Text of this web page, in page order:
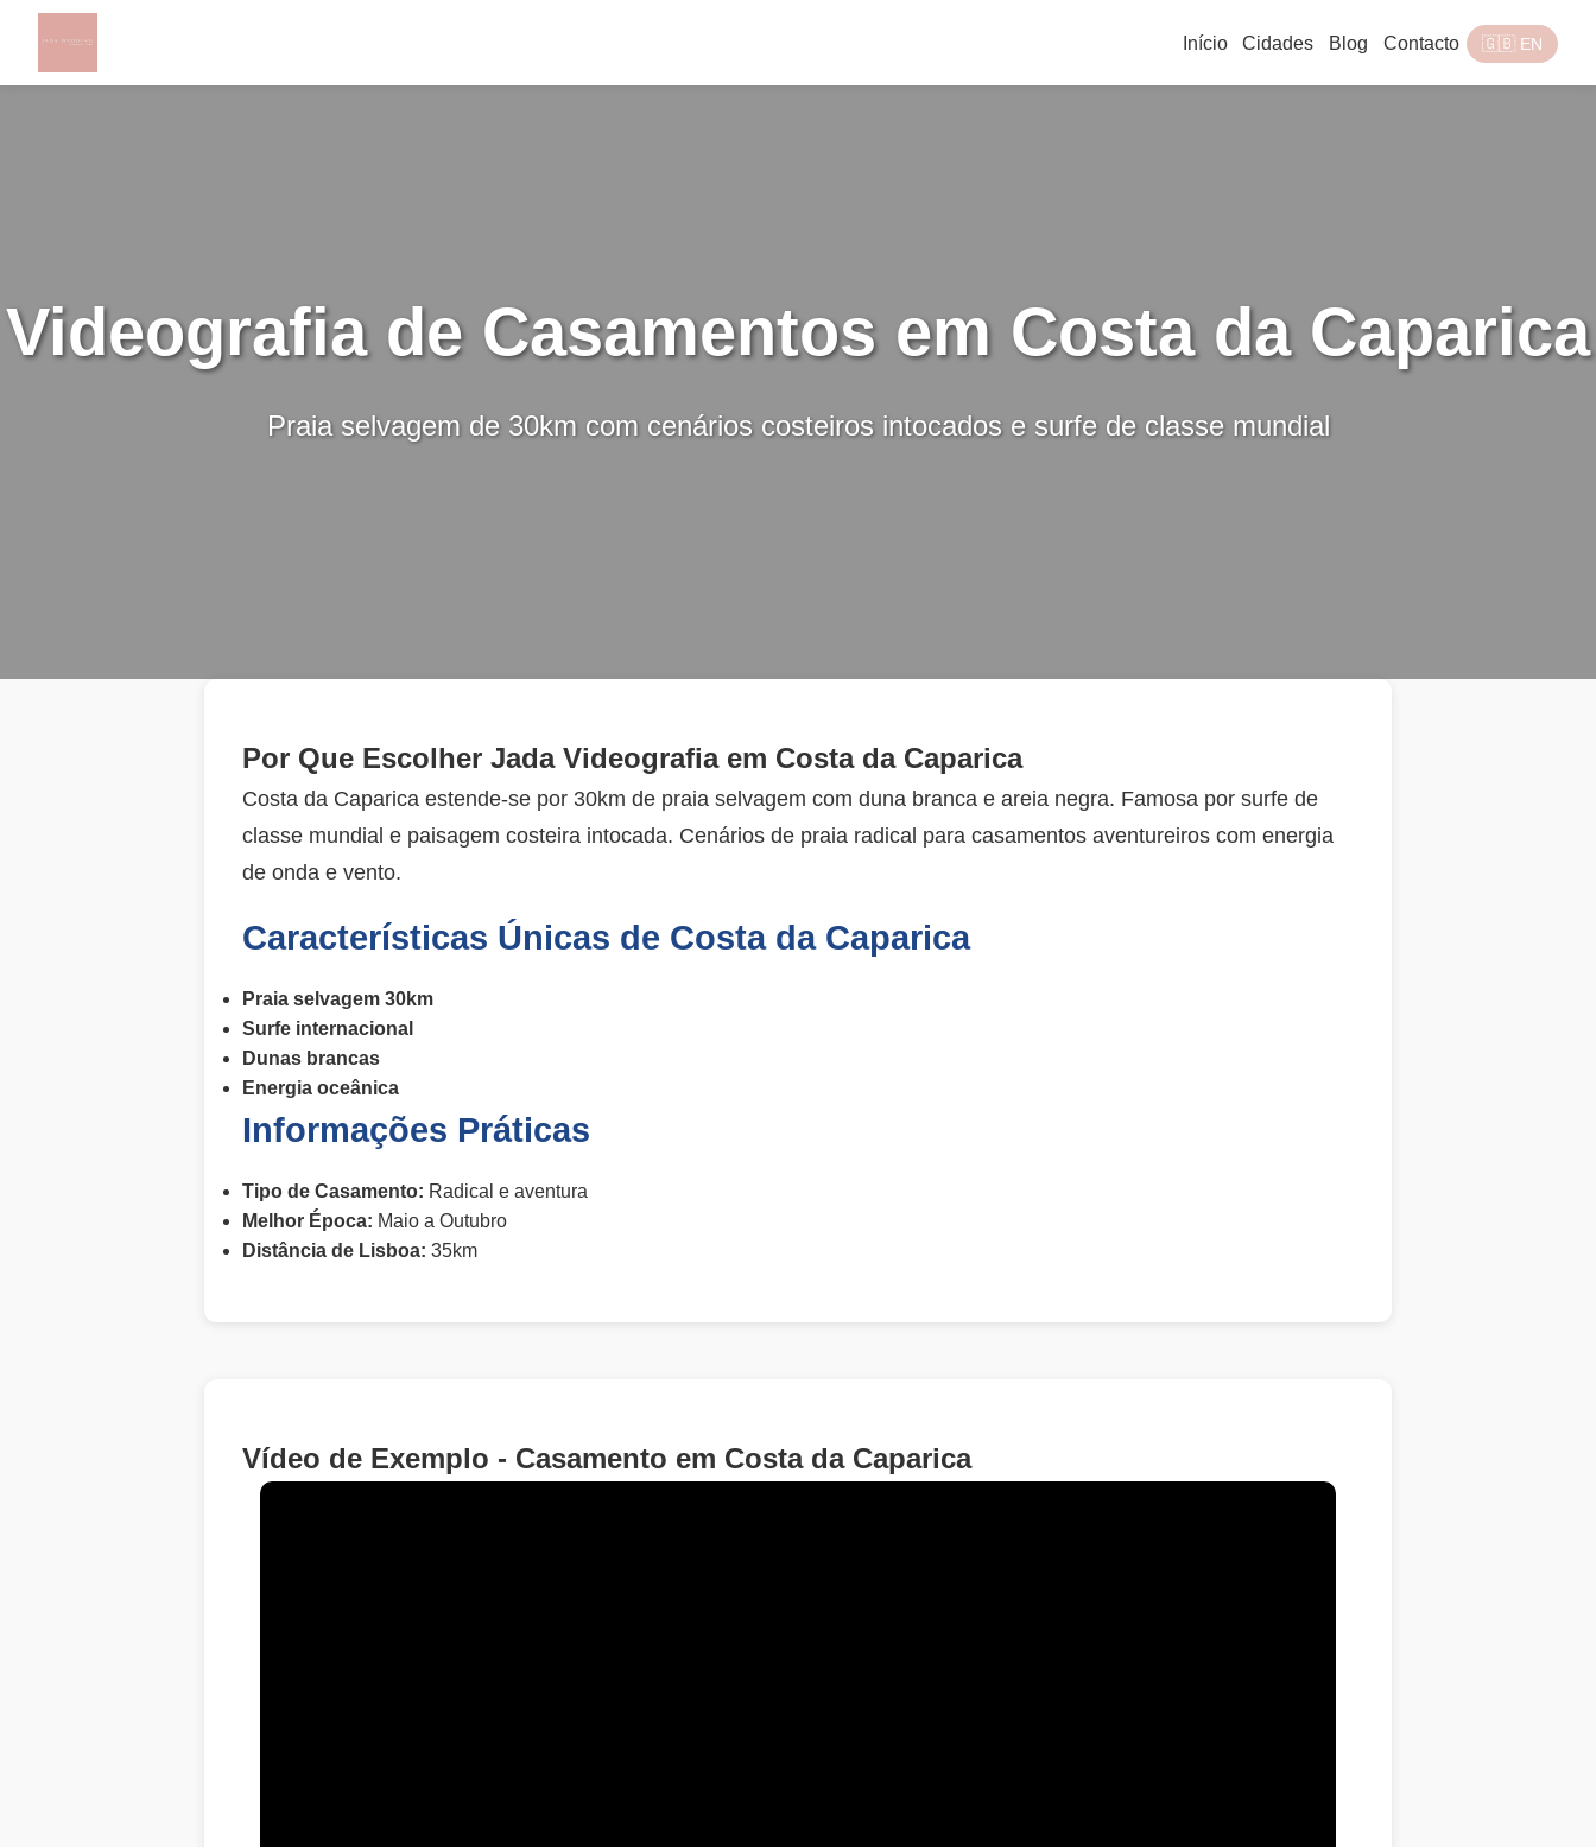
Início Cidades Blog Contacto 🇬🇧 EN
Videografia de Casamentos em Costa da Caparica
Praia selvagem de 30km com cenários costeiros intocados e surfe de classe mundial
Por Que Escolher Jada Videografia em Costa da Caparica
Costa da Caparica estende-se por 30km de praia selvagem com duna branca e areia negra. Famosa por surfe de
classe mundial e paisagem costeira intocada. Cenários de praia radical para casamentos aventureiros com energia
de onda e vento.
Características Únicas de Costa da Caparica
Praia selvagem 30km
Surfe internacional
Dunas brancas
Energia oceânica
Informações Práticas
Tipo de Casamento: Radical e aventura
Melhor Época: Maio a Outubro
Distância de Lisboa: 35km
Vídeo de Exemplo - Casamento em Costa da Caparica